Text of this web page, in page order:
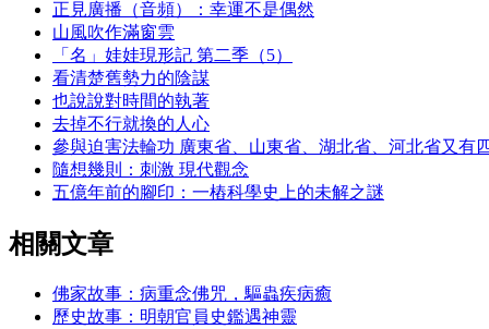
正見廣播（音頻）：幸運不是偶然
山風吹作滿窗雲
「名」娃娃現形記 第二季（5）
看清楚舊勢力的陰謀
也說說對時間的執著
去掉不行就換的人心
參與迫害法輪功 廣東省、山東省、湖北省、河北省又有
隨想幾則：刺激 現代觀念
五億年前的腳印：一樁科學史上的未解之謎
相關文章
佛家故事：病重念佛咒，驅蟲疾病癒
歷史故事：明朝官員史鑑遇神靈